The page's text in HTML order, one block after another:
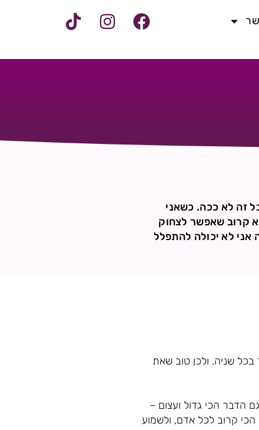
זה לא ככה. כשאני
קרוב שאפשר לצחוק
אני לא יכולה להתפלל
בכל שניה. ולכן טוב שאת
הדבר הכי גדול ועצום –
קרוב לכל אדם, ולשמוע